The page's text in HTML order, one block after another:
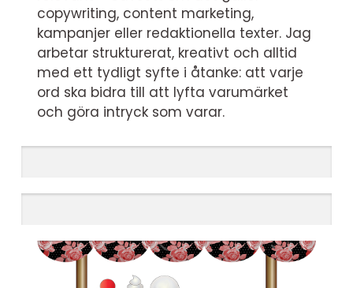
copywriting, content marketing,
kampanjer eller redaktionella texter. Jag
arbetar strukturerat, kreativt och alltid
med ett tydligt syfte i åtanke: att varje
ord ska bidra till att lyfta varumärket
och göra intryck som varar.